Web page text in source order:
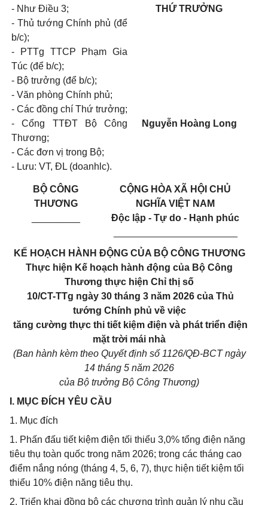
- Như Điều 3;
- Thủ tướng Chính phủ (để
b/c);
- PTTg TTCP Phạm Gia
Túc (để b/c);
- Bộ trưởng (để b/c);
- Văn phòng Chính phủ;
- Các đồng chí Thứ trưởng;
- Cổng TTĐT Bộ Công
Thương;
- Các đơn vị trong Bộ;
- Lưu: VT, ĐL (doanhlc).
THỨ TRƯỞNG
Nguyễn Hoàng Long
BỘ CÔNG
THƯƠNG
CỘNG HÒA XÃ HỘI CHỦ
NGHĨA VIỆT NAM
Độc lập - Tự do - Hạnh phúc
KẾ HOẠCH HÀNH ĐỘNG CỦA BỘ CÔNG THƯƠNG
Thực hiện Kế hoạch hành động của Bộ Công
Thương thực hiện Chỉ thị số
10/CT-TTg ngày 30 tháng 3 năm 2026 của Thủ
tướng Chính phủ về việc
tăng cường thực thi tiết kiệm điện và phát triển điện
mặt trời mái nhà
(Ban hành kèm theo Quyết định số 1126/QĐ-BCT ngày
14 tháng 5 năm 2026
của Bộ trưởng Bộ Công Thương)
I. MỤC ĐÍCH YÊU CẦU
1. Mục đích
1. Phấn đấu tiết kiệm điện tối thiểu 3,0% tổng điện năng
tiêu thụ toàn quốc trong năm 2026; trong các tháng cao
điểm nắng nóng (tháng 4, 5, 6, 7), thực hiện tiết kiệm tối
thiểu 10% điện năng tiêu thụ.
2. Triển khai đồng bộ các chương trình quản lý nhu cầu